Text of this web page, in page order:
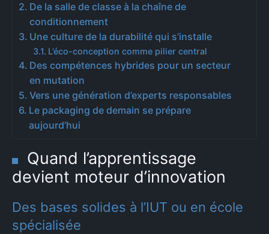
De la salle de classe à la chaîne de
conditionnement
Une culture de la durabilité qui s’installe
L’éco-conception comme pilier central
Des compétences hybrides pour un secteur
en mutation
Vers une génération d’experts responsables
Le packaging de demain se prépare
aujourd’hui
Quand l’apprentissage
devient moteur d’innovation
Des bases solides à l’IUT ou en école
spécialisée